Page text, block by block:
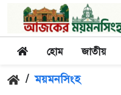
হোম জাতীয়
/ ময়মনসিংহ